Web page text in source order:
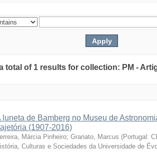
total of 1 results for collection: PM -
luneta de Bamberg no Museu de
(1907-2016)
Márcia Pinheiro; Granato, Marcus (Portugal:
Culturas e Sociedades da Universidade de